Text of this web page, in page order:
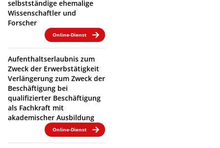
selbstständige ehemalige
Wissenschaftler und
Forscher
Online-Dienst
Aufenthaltserlaubnis zum
Zweck der Erwerbstätigkeit
Verlängerung zum Zweck der
Beschäftigung bei
qualifizierter Beschäftigung
als Fachkraft mit
akademischer Ausbildung
Online-Dienst